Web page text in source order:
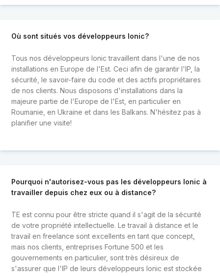
Où sont situés vos développeurs Ionic?
Tous nos développeurs Ionic travaillent dans l'une de nos
installations en Europe de l'Est. Ceci afin de garantir l'IP, la
sécurité, le savoir-faire du code et des actifs propriétaires
de nos clients. Nous disposons d'installations dans la
majeure partie de l'Europe de l'Est, en particulier en
Roumanie, en Ukraine et dans les Balkans. N'hésitez pas à
planifier une visite!
Pourquoi n'autorisez-vous pas les développeurs Ionic à
travailler depuis chez eux ou à distance?
TE est connu pour être stricte quand il s'agit de la sécurité
de votre propriété intellectuelle. Le travail à distance et le
travail en freelance sont excellents en tant que concept,
mais nos clients, entreprises Fortune 500 et les
gouvernements en particulier, sont très désireux de
s'assurer que l'IP de leurs développeurs Ionic est stockée